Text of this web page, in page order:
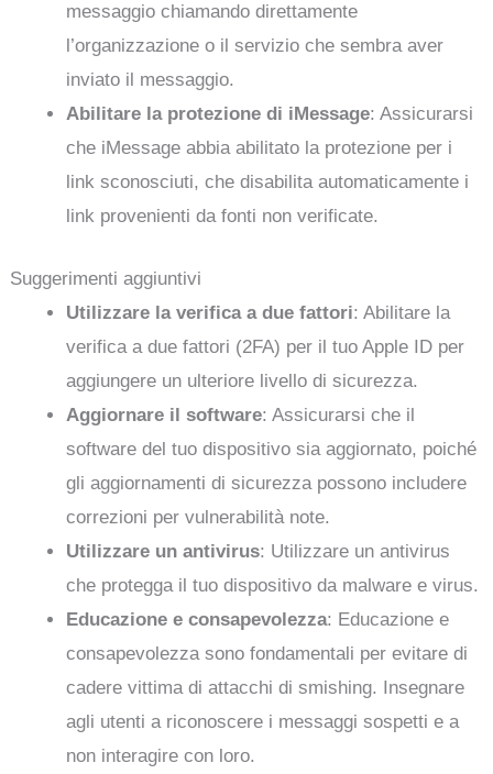
messaggio chiamando direttamente
l’organizzazione o il servizio che sembra aver
inviato il messaggio.
Abilitare la protezione di iMessage: Assicurarsi
che iMessage abbia abilitato la protezione per i
link sconosciuti, che disabilita automaticamente i
link provenienti da fonti non verificate.
Suggerimenti aggiuntivi
Utilizzare la verifica a due fattori: Abilitare la
verifica a due fattori (2FA) per il tuo Apple ID per
aggiungere un ulteriore livello di sicurezza.
Aggiornare il software: Assicurarsi che il
software del tuo dispositivo sia aggiornato, poiché
gli aggiornamenti di sicurezza possono includere
correzioni per vulnerabilità note.
Utilizzare un antivirus: Utilizzare un antivirus
che protegga il tuo dispositivo da malware e virus.
Educazione e consapevolezza: Educazione e
consapevolezza sono fondamentali per evitare di
cadere vittima di attacchi di smishing. Insegnare
agli utenti a riconoscere i messaggi sospetti e a
non interagire con loro.